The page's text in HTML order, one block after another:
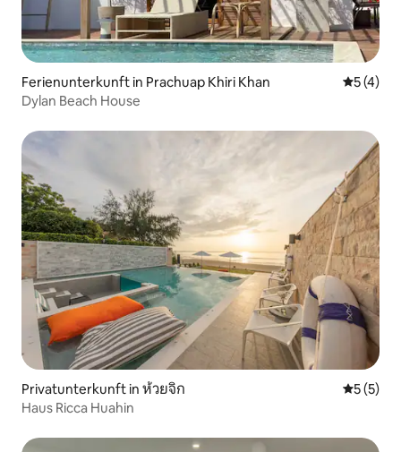
Ferienunterkunft in Prachuap Khiri Khan
5 (4)
Dylan Beach House
Privatunterkunft in ห้วยจิก
5 (5)
Haus Ricca Huahin